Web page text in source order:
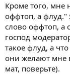
Кроме того, мне
оффтоп, а флуд."
слово оффтоп, а
господ
такое флуд, а
они желают мне
мат, поверьте).